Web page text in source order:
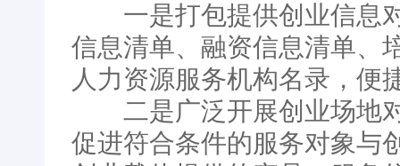
一是打包提供创业信息对
信息清单、融资信息清单、
人力资源服务机构名录，便
二是广泛开展创业场地对
促进符合条件的服务对象与